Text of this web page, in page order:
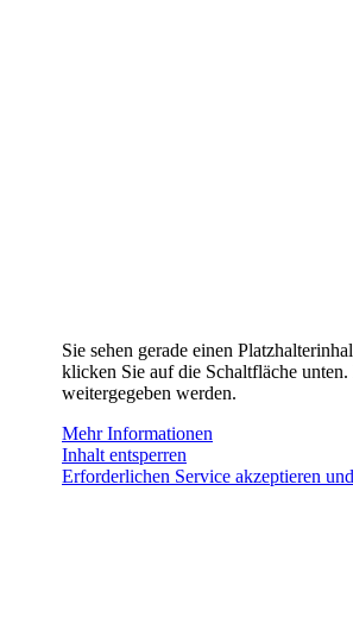
Sie sehen gerade einen
klicken Sie auf die Schaltfläche
weitergegeben werden.
Mehr Informationen
Inhalt entsperren
Erforderlichen Service akzeptieren